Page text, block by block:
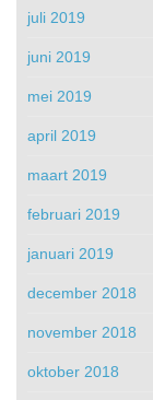
juli 2019
juni 2019
mei 2019
april 2019
maart 2019
februari 2019
januari 2019
december 2018
november 2018
oktober 2018